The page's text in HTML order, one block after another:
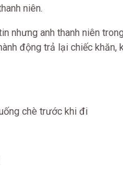
niên.
nhưng anh thanh niên
động trả lại chiếc khăn,
chè trước khi đi